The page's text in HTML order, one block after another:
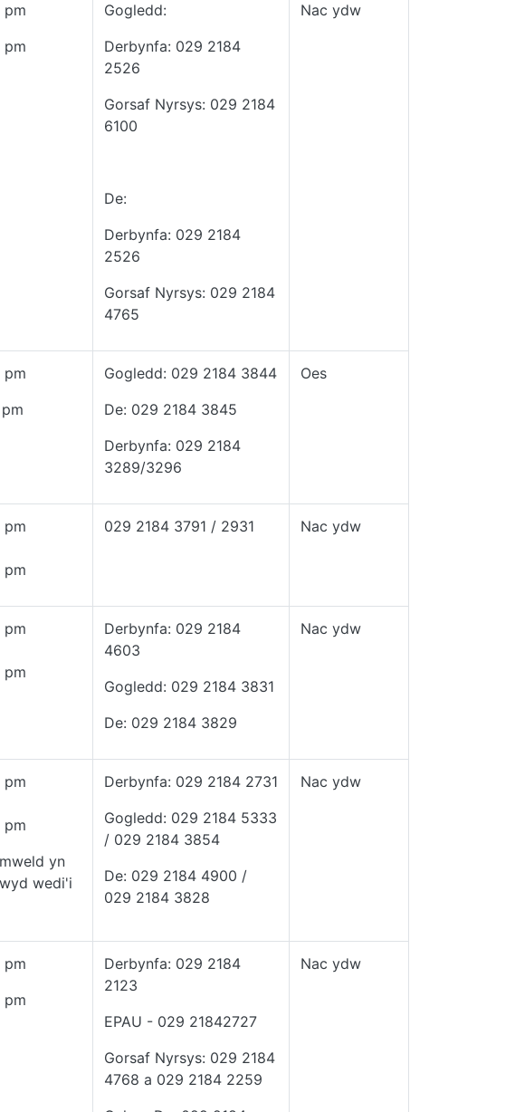
pm
pm
Gogledd:
Derbynfa: 029 2184
2526
Gorsaf Nyrsys: 029 2184
6100
De:
Derbynfa: 029 2184
2526
Gorsaf Nyrsys: 029 2184
4765
Nac ydw
pm
Gogledd: 029 2184 3844
De: 029 2184 3845
Derbynfa: 029 2184
3289/3296
Oes
pm
pm
029 2184 3791 / 2931 Nac ydw
pm
pm
Derbynfa: 029 2184
4603
Gogledd: 029 2184 3831
De: 029 2184 3829
Nac ydw
pm
pm
yn
wedi'i
Derbynfa: 029 2184 2731
Gogledd: 029 2184 5333
/ 029 2184 3854
De: 029 2184 4900 /
029 2184 3828
Nac ydw
pm
pm
Derbynfa: 029 2184
2123
EPAU - 029 21842727
Gorsaf Nyrsys: 029 2184
4768 a 029 2184 2259
Nac ydw